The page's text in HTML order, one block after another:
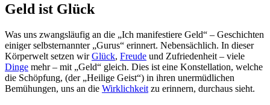
Geld ist Glück
Was uns zwangsläufig an die „Ich manifestiere Geld“ – Geschichten
einiger selbsternannter „Gurus“ erinnert. Nebensächlich. In dieser
Körperwelt setzen wirGlück, Freude und Zufriedenheit – viele
Dinge mehr – mit „Geld“ gleich. Dies ist eine Konstellation, welche
die Schöpfung, (der „Heilige Geist“) in ihren unermüdlichen
Bemühungen, uns an die Wirklichkeit zu erinnern, durchaus sieht.